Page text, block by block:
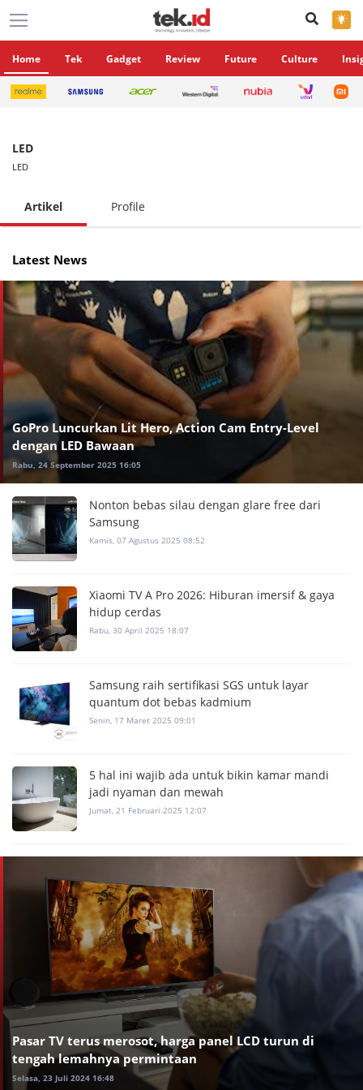
×
Home Tek Gadget Review Future Culture
LED
LED
Artikel Profile
Latest News
GoPro Luncurkan Lit Hero, Action Cam Entry-Level
dengan LED Bawaan
Rabu, 24 September 2025 16:05
Nonton bebas silau dengan glare free dari
Samsung
Kamis, 07 Agustus 2025 08:52
Xiaomi TV A Pro 2026: Hiburan imersif & gaya
hidup cerdas
Rabu, 30 April 2025 18:07
Samsung raih sertifikasi SGS untuk layar
quantum dot bebas kadmium
Senin, 17 Maret 2025 09:01
5 hal ini wajib ada untuk bikin kamar mandi
jadi nyaman dan mewah
Jumat, 21 Februari 2025 12:07
Pasar TV terus merosot, harga panel LCD turun di
tengah lemahnya permintaan
Selasa, 23 Juli 2024 16:48